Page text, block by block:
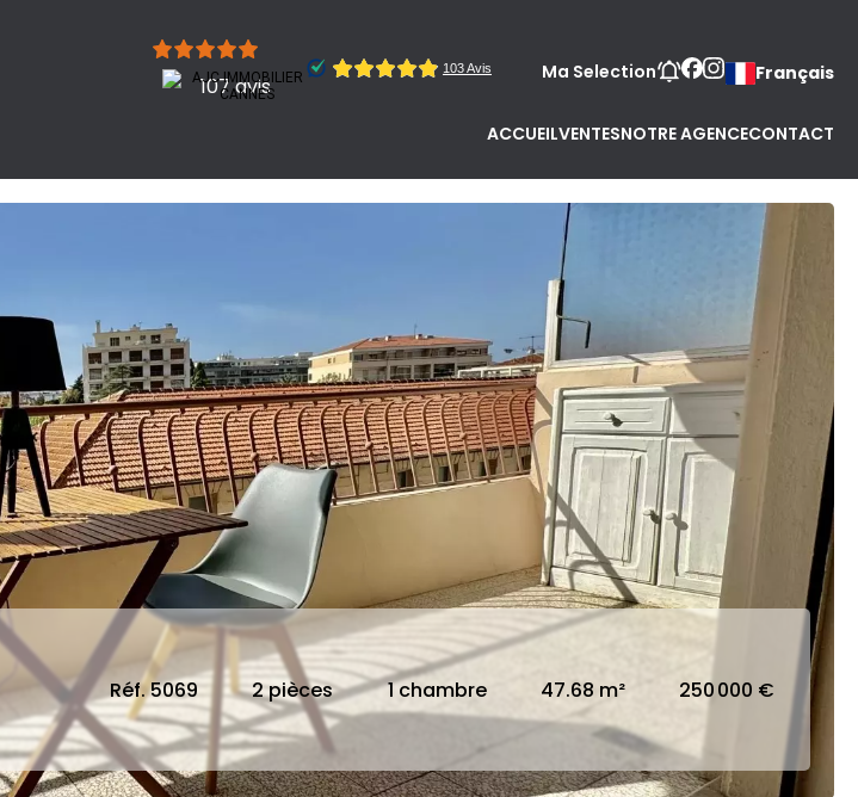
107 avis
Ma Selection Français
ACCUEILVENTESNOTRE AGENCECONTACT
Réf. 5069 2 pièces 1 chambre 47.68 m² 250 000 €